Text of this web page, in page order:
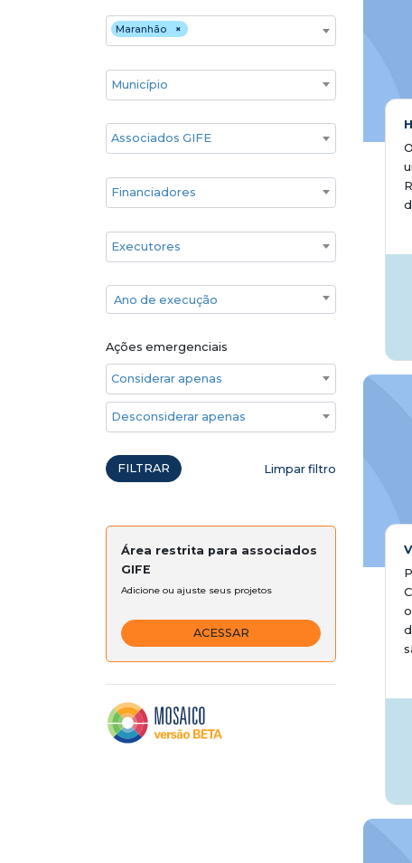
Estado ×
Maranhão
Cidade
Associados GIFE
Financiadores
Executores
Ano de execução
Ano de execução
Ações emergenciais
Considerar apenas ações emergenciais
Desconsiderar apenas ações emergenciais
FILTRAR Limpar filtro
Área restrita para associados
GIFE
Adicione ou ajuste seus projetos
ACESSAR